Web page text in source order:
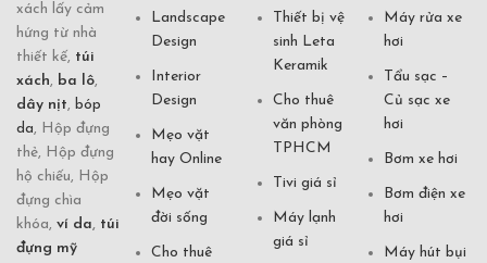
xách lấy cảm
hứng từ nhà
thiết kế, túi
xách, ba lô,
dây nịt, bóp
da, Hộp đựng
thẻ, Hộp đựng
hộ chiếu, Hộp
đựng chìa
khóa, ví da, túi
đựng mỹ
Landscape
Design
Interior
Design
Mẹo vặt
hay Online
Mẹo vặt
đời sống
Cho thuê
Thiết bị vệ
sinh Leta
Keramik
Cho thuê
văn phòng
TPHCM
Tivi giá sỉ
Máy lạnh
giá sỉ
Máy rửa xe
hơi
Tẩu sạc –
Củ sạc xe
hơi
Bơm xe hơi
Bơm điện xe
hơi
Máy hút bụi